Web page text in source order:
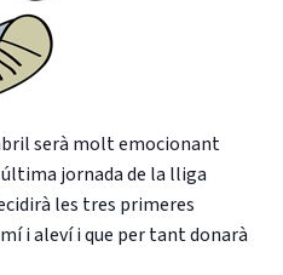
serà molt emocionant
jornada de la lliga
les tres primeres
i aleví i que per tant donarà
I JOVES